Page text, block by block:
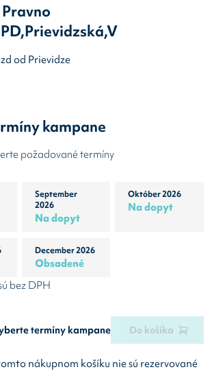
od Prievidze
kampane
požadované termíny
September
2026
Na dopyt
Október 2026
Na dopyt
December 2026
Obsadené
bez DPH
termíny kampane Do košíka
nákupnom košíku nie sú rezervované